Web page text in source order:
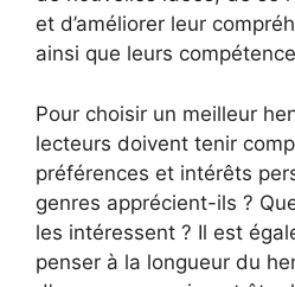
et d’améliorer leur
ainsi que leurs
Pour choisir un meilleur
lecteurs doivent tenir
préférences et intérêts
genres apprécient-ils ?
les intéressent ? Il est
penser à la longueur du